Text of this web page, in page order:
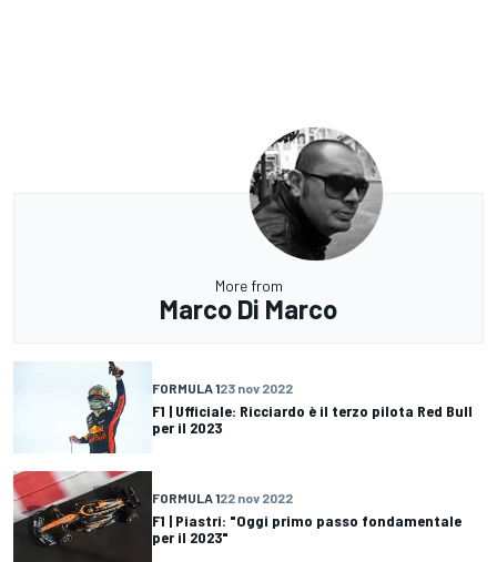
More from
Marco Di Marco
FORMULA 123 nov 2022
F1 | Ufficiale: Ricciardo è il terzo pilota Red Bull
per il 2023
FORMULA 122 nov 2022
F1 | Piastri: "Oggi primo passo fondamentale
per il 2023"